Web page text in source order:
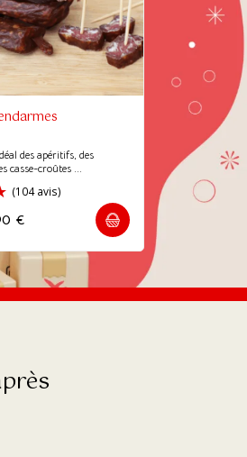
des apéritifs, des
casse-croûtes ...
(104 avis)
€